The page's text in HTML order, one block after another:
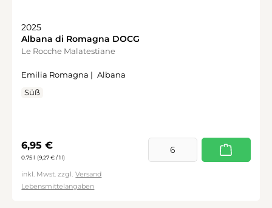
2025
Albana di Romagna DOCG
Le Rocche Malatestiane
Emilia Romagna | Albana
Süß
Regulärer Preis:
6,95 €
0.75 l (9,27 € / 1 l)
inkl. Mwst. zzgl. Versand
Lebensmittelangaben